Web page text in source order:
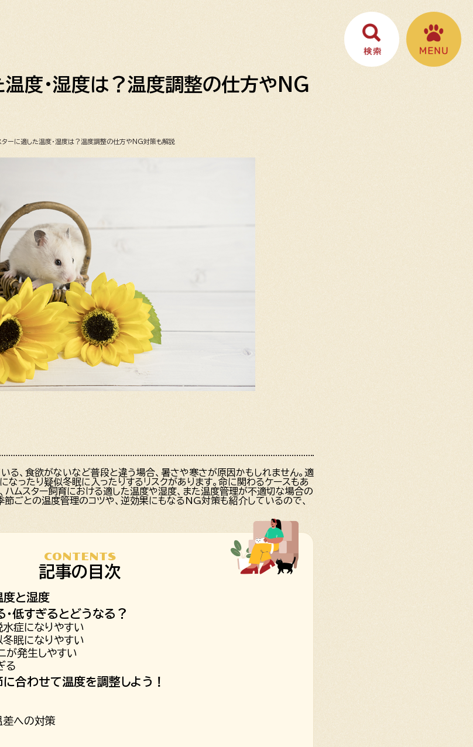
温度・湿度は？温度調整の仕方やNG
ターに適した温度・湿度は？温度調整の仕方やNG対策も解説
る、食欲がないなど普段と違う場合、暑さや寒さが原因かもしれません。適
なったり疑似冬眠に入ったりするリスクがあります。命に関わるケースもあ
ハムスター飼育における適した温度や湿度、また温度管理が不適切な場合の
節ごとの温度管理のコツや、逆効果にもなるNG対策も紹介しているので、
CONTENTS
記事の目次
度と湿度
低すぎるとどうなる？
水症になりやすい
冬眠になりやすい
が発生しやすい
る
合わせて温度を調整しよう！
差への対策